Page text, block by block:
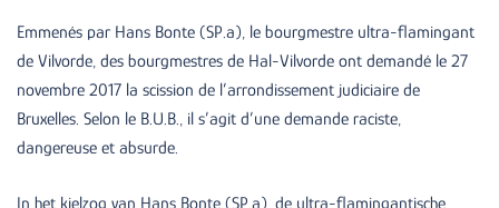
Emmenés par Hans Bonte (SP.a), le bourgmestre ultra-flamingant
de Vilvorde, des bourgmestres de Hal-Vilvorde ont demandé le 27
novembre 2017 la scission de l’arrondissement judiciaire de
Bruxelles. Selon le B.U.B., il s’agit d’une demande raciste,
dangereuse et absurde.
In het kielzog van Hans Bonte (SP.a), de ultra-flamingantische